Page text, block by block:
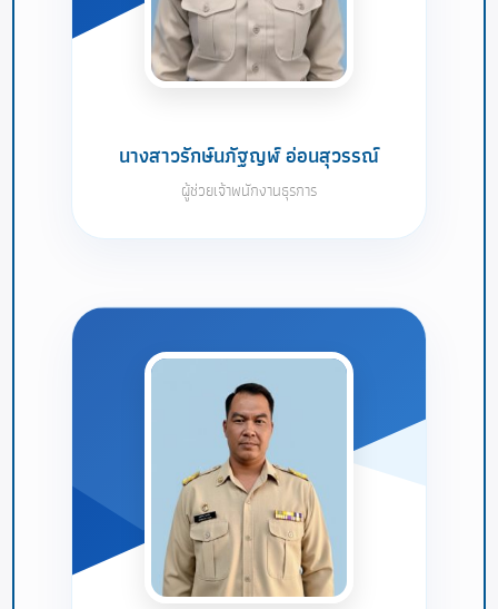
นางสาวรักษ์นภัฐญฬ์ อ่อนสุวรรณ์
ผู้ช่วยเจ้าพนักงานธุรการ